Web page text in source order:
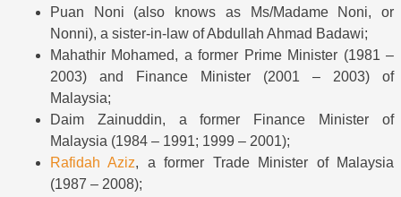
Puan Noni (also knows as Ms/Madame Noni, or
Nonni), a sister-in-law of Abdullah Ahmad Badawi;
Mahathir Mohamed, a former Prime Minister (1981 –
2003) and Finance Minister (2001 – 2003) of
Malaysia;
Daim Zainuddin, a former Finance Minister of
Malaysia (1984 – 1991; 1999 – 2001);
Rafidah Aziz, a former Trade Minister of Malaysia
(1987 – 2008);